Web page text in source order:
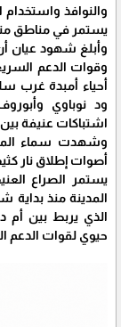
والنوافذ
يستمر في مناطق
وأبلغ شهود عيان
وقوات الدعم
أحياء أمبدة غرب
ود نوباوي
اشتباكات عنيفة
وشهدت سماء
أصوات إطلاق نار
يستمر الصراع
المدينة منذ
الذي يربط بين أم
حيوي لقوات الدعم